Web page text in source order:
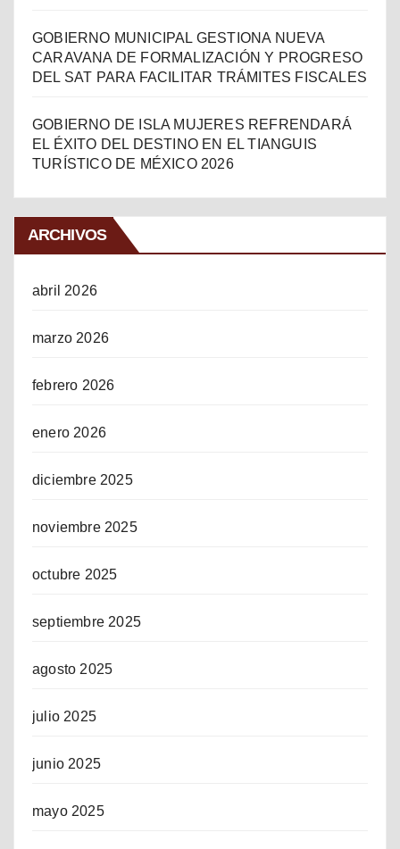
GOBIERNO MUNICIPAL GESTIONA NUEVA
CARAVANA DE FORMALIZACIÓN Y PROGRESO
DEL SAT PARA FACILITAR TRÁMITES FISCALES
GOBIERNO DE ISLA MUJERES REFRENDARÁ
EL ÉXITO DEL DESTINO EN EL TIANGUIS
TURÍSTICO DE MÉXICO 2026
ARCHIVOS
abril 2026
marzo 2026
febrero 2026
enero 2026
diciembre 2025
noviembre 2025
octubre 2025
septiembre 2025
agosto 2025
julio 2025
junio 2025
mayo 2025